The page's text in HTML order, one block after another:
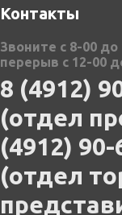
Контакты
Звоните с 8-00
перерыв с 12-00
8 (4912)
(отдел
(4912) 90-
(отдел